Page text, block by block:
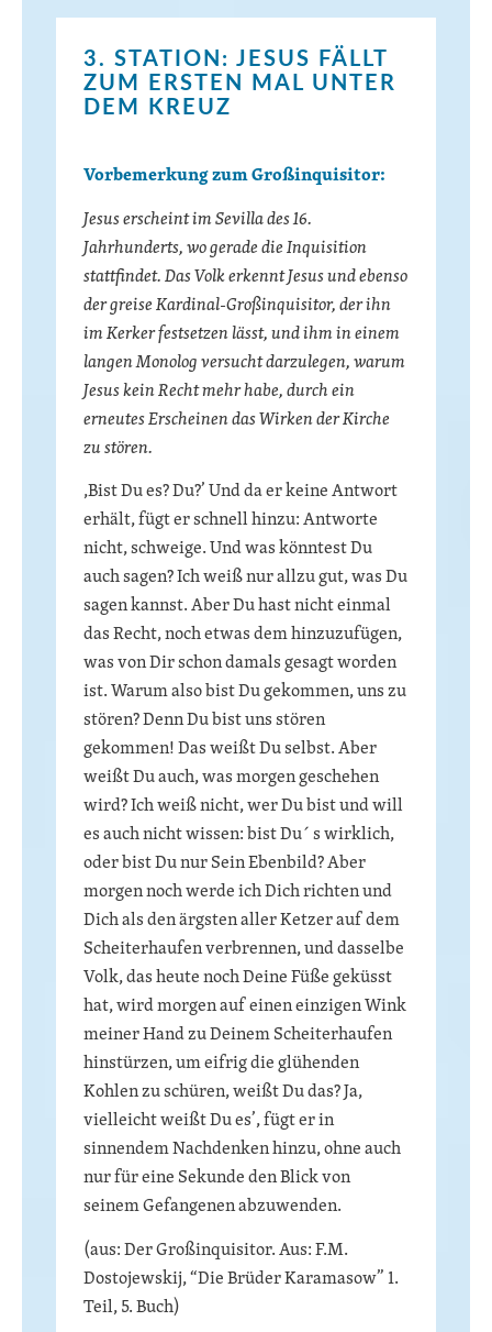
3. STATION: JESUS FÄLLT
ZUM ERSTEN MAL UNTER
DEM KREUZ
Vorbemerkung zum Großinquisitor:
Jesus erscheint imSevilla des 16.
Jahrhunderts, wo gerade die Inquisition
stattfindet. Das Volk erkennt Jesus und ebenso
der greise Kardinal-Großinquisitor, der ihn
im Kerker festsetzen lässt, und ihm in einem
langen Monolog versucht darzulegen, warum
Jesus kein Recht mehr habe, durch ein
erneutes Erscheinen das Wirken der Kirche
zu stören.
,Bist Du es? Du?’ Und da er keine Antwort
erhält, fügt er schnell hinzu: Antworte
nicht, schweige. Und was könntest Du
auch sagen? Ich weiß nur allzu gut, was Du
sagen kannst. Aber Du hast nicht einmal
das Recht, noch etwas dem hinzuzufügen,
was von Dir schon damals gesagt worden
ist. Warum also bist Du gekommen, uns zu
stören? Denn Du bist uns stören
gekommen! Das weißt Du selbst. Aber
weißt Du auch, was morgen geschehen
wird? Ich weiß nicht, wer Du bist und will
es auch nicht wissen: bist Du´ s wirklich,
oder bist Du nur Sein Ebenbild? Aber
morgen noch werde ich Dich richten und
Dich als den ärgsten aller Ketzer auf dem
Scheiterhaufen verbrennen, und dasselbe
Volk, das heute noch Deine Füße geküsst
hat, wird morgen auf einen einzigen Wink
meiner Hand zu Deinem Scheiterhaufen
hinstürzen, um eifrig die glühenden
Kohlen zu schüren, weißt Du das? Ja,
vielleicht weißt Du es’, fügt er in
sinnendem Nachdenken hinzu, ohne auch
nur für eine Sekunde den Blick von
seinem Gefangenen abzuwenden.
(aus: Der Großinquisitor. Aus: F.M.
Dostojewskij, “Die Brüder Karamasow” 1.
Teil, 5. Buch)